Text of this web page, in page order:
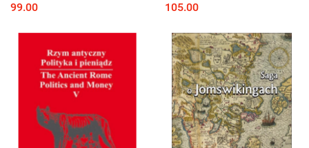
klasztor na Jasnej Górze w
Częstochowie
99.00 105.00